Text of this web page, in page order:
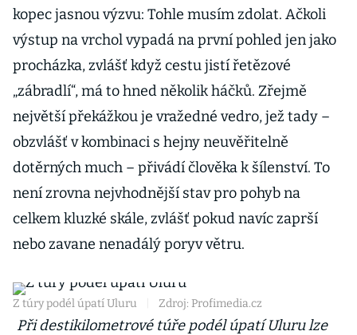
kopec jasnou výzvu: Tohle musím zdolat. Ačkoli
výstup na vrchol vypadá na první pohled jen jako
procházka, zvlášť když cestu jistí řetězové
„zábradlí“, má to hned několik háčků. Zřejmě
největší překážkou je vražedné vedro, jež tady –
obzvlášť v kombinaci s hejny neuvěřitelně
dotěrných much – přivádí člověka k šílenství. To
není zrovna nejvhodnější stav pro pohyb na
celkem kluzké skále, zvlášť pokud navíc zaprší
nebo zavane nenadálý poryv větru.
Z túry podél úpatí Uluru Zdroj: Profimedia.cz
Při destikilometrové túře podél úpatí Uluru lze